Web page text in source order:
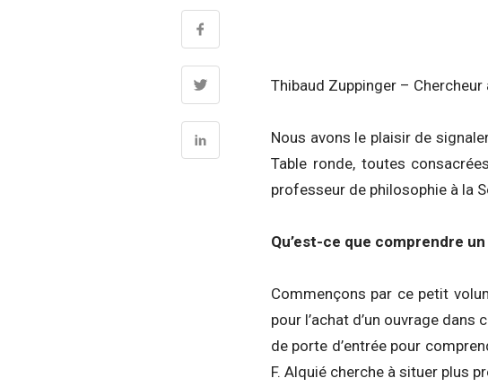
Thibaud Zuppinger – Chercheur
Nous avons le plaisir de
Table ronde, toutes
professeur de philosophie à la
Qu’est-ce que comprendre
Commençons par ce petit
pour l’achat d’un ouvrage
de porte d’entrée pour
F. Alquié cherche à situer plus